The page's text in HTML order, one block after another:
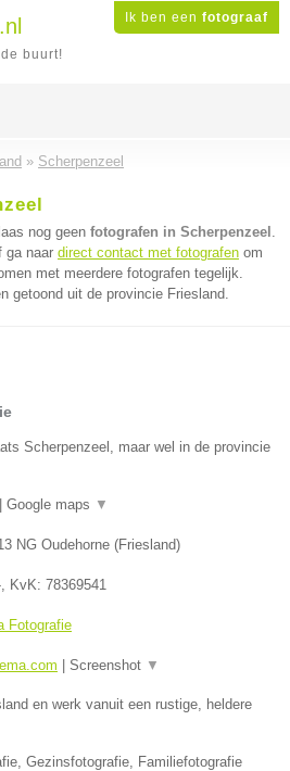
Ik ben een fotograaf
buurt!
» Scherpenzeel
nog geen fotografen in Scherpenzeel .
ga naar direct contact met fotografen om
met meerdere fotografen tegelijk.
getoond uit de provincie Friesland.
Scherpenzeel, maar wel in de provincie
Google maps ▼
NG Oudehorne (Friesland)
, KvK: 78369541
Fotografie
Screenshot ▼
en werk vanuit een rustige, heldere
Gezinsfotografie, Familiefotografie